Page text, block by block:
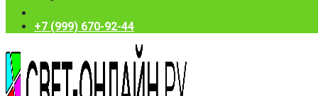
+7 (999) 670-92-44